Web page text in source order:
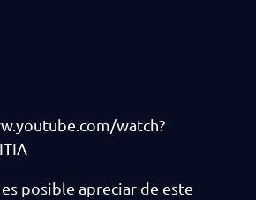
watch?
posible apreciar de este